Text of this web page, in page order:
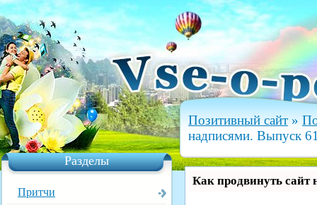
Разделы
Притчи
Позитивный сайт »
надписями. Выпуск
Как продвинуть сайт